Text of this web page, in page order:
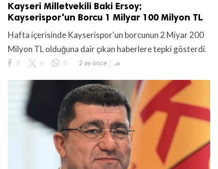
Kayseri Milletvekili Baki Ersoy;
Kayserispor'un Borcu 1 Milyar 100 Milyon TL
Hafta içerisinde Kayserispor'un borcunun 2 Miyar 200
Milyon TL olduğuna dair çıkan haberlere tepki gösterdi.
0 0 0 2 ay önce 